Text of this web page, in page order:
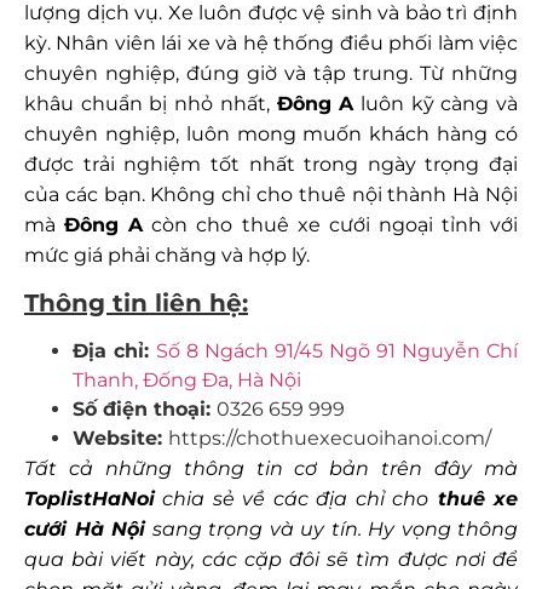
lượng dịch vụ. Xe luôn được vệ sinh và bảo trì định
kỳ. Nhân viên lái xe và hệ thống điều phối làm việc
chuyên nghiệp, đúng giờ và tập trung. Từ những
khâu chuẩn bị nhỏ nhất, Đông Aluôn kỹ càng và
chuyên nghiệp, luôn mong muốn khách hàng có
được trải nghiệm tốt nhất trong ngày trọng đại
của các bạn. Không chỉ cho thuê nội thành Hà Nội
màĐông Acòn cho thuê xe cưới ngoại tỉnh với
mức giá phải chăng và hợp lý.
Thông tin liên hệ:
Địa chỉ: Số 8 Ngách 91/45 Ngõ 91 Nguyễn Chí
Thanh, Đống Đa, Hà Nội
Số điện thoại: 0326 659 999
Website: https://chothuexecuoihanoi.com/
Tất cả những thông tin cơ bản trên đây mà
ToplistHaNoi chia sẻ về các địa chỉ cho thuê xe
cưới Hà Nộisang trọng và uy tín. Hy vọng thông
qua bài viết này, các cặp đôi sẽ tìm được nơi để